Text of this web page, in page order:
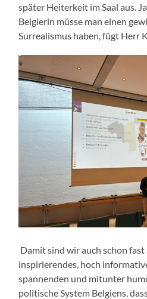
später Heiterkeit im Saal aus.
Belgierin müsse man einen
Surrealismus haben, fügt Herr
Damit sind wir auch schon fast
inspirierendes, hoch
spannenden und mitunter
politische System Belgiens,